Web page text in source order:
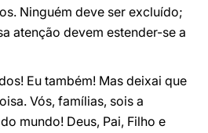
Ninguém deve ser excluído;
atenção devem estender-se a
Eu também! Mas deixai que
Vós, famílias, sois a
mundo! Deus, Pai, Filho e